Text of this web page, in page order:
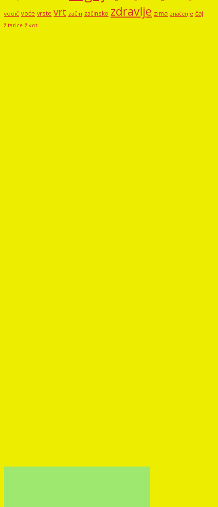
vodič voće vrste vrt začin začinsko zdravlje zima značenje čaj
žitarice život